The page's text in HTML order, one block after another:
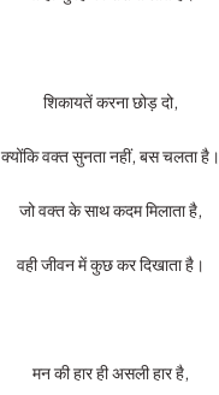
शिकायतें करना छोड़ दो,
क्योंकि वक्त सुनता नहीं, बस चलता है।
जो वक्त के साथ कदम मिलाता है,
वही जीवन में कुछ कर दिखाता है।
मन की हार ही असली हार है,